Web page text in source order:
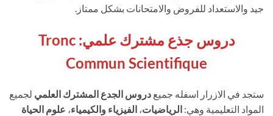
جيد والاستعداد للفروض والامتحانات بشكل ممتاز.
دروس جذع مشترك علمي: Tronc
Commun Scientifique
ستجد في الازرار اسفله جميع دروس الجدع المشترك العلمي لجميع
المواد التعليمية وهي: الرياضيات، الفيزياء والكيمياء، علوم الحياة